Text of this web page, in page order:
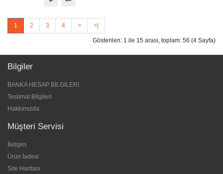
1 2 3 4 > >|
Gösterilen: 1 ile 15 arası, toplam: 56 (4 Sayfa)
Bilgiler
BANKA HESAP BİLGİLERİ
Teslimat Bilgileri
Hakkımızda
Müşteri Servisi
İletişim
Ürün İadesi
Site Haritası